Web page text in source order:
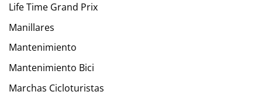
Life Time Grand Prix
Manillares
Mantenimiento
Mantenimiento Bici
Marchas Cicloturistas